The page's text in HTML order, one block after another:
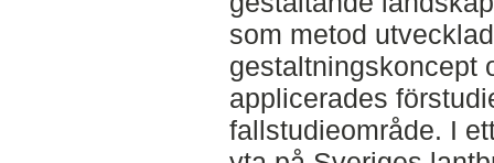
som metod
gestaltningskoncept
applicerades
fallstudieområde. I